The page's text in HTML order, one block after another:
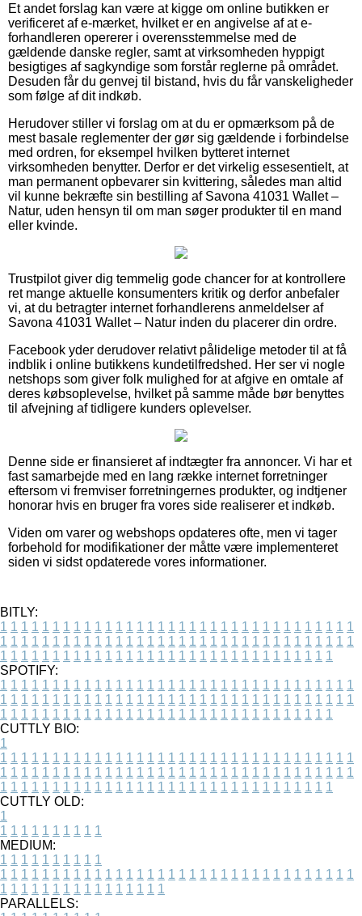
Et andet forslag kan være at kigge om online butikken er
verificeret af e-mærket, hvilket er en angivelse af at e-
forhandleren opererer i overensstemmelse med de
gældende danske regler, samt at virksomheden hyppigt
besigtiges af sagkyndige som forstår reglerne på området.
Desuden får du genvej til bistand, hvis du får vanskeligheder
som følge af dit indkøb.
Herudover stiller vi forslag om at du er opmærksom på de
mest basale reglementer der gør sig gældende i forbindelse
med ordren, for eksempel hvilken bytteret internet
virksomheden benytter. Derfor er det virkelig essesentielt, at
man permanent opbevarer sin kvittering, således man altid
vil kunne bekræfte sin bestilling af Savona 41031 Wallet –
Natur, uden hensyn til om man søger produkter til en mand
eller kvinde.
Trustpilot giver dig temmelig gode chancer for at kontrollere
ret mange aktuelle konsumenters kritik og derfor anbefaler
vi, at du betragter internet forhandlerens anmeldelser af
Savona 41031 Wallet – Natur inden du placerer din ordre.
Facebook yder derudover relativt pålidelige metoder til at få
indblik i online butikkens kundetilfredshed. Her ser vi nogle
netshops som giver folk mulighed for at afgive en omtale af
deres købsoplevelse, hvilket på samme måde bør benyttes
til afvejning af tidligere kunders oplevelser.
Denne side er finansieret af indtægter fra annoncer. Vi har et
fast samarbejde med en lang række internet forretninger
eftersom vi fremviser forretningernes produkter, og indtjener
honorar hvis en bruger fra vores side realiserer et indkøb.
Viden om varer og webshops opdateres ofte, men vi tager
forbehold for modifikationer der måtte være implementeret
siden vi sidst opdaterede vores informationer.
BITLY:
1 1 1 1 1 1 1 1 1 1 1 1 1 1 1 1 1 1 1 1 1 1 1 1 1 1 1 1 1 1 1 1 1 1
1 1 1 1 1 1 1 1 1 1 1 1 1 1 1 1 1 1 1 1 1 1 1 1 1 1 1 1 1 1 1 1 1 1
1 1 1 1 1 1 1 1 1 1 1 1 1 1 1 1 1 1 1 1 1 1 1 1 1 1 1 1 1 1 1 1
SPOTIFY:
1 1 1 1 1 1 1 1 1 1 1 1 1 1 1 1 1 1 1 1 1 1 1 1 1 1 1 1 1 1 1 1 1 1
1 1 1 1 1 1 1 1 1 1 1 1 1 1 1 1 1 1 1 1 1 1 1 1 1 1 1 1 1 1 1 1 1 1
1 1 1 1 1 1 1 1 1 1 1 1 1 1 1 1 1 1 1 1 1 1 1 1 1 1 1 1 1 1 1 1
CUTTLY BIO:
1
1 1 1 1 1 1 1 1 1 1 1 1 1 1 1 1 1 1 1 1 1 1 1 1 1 1 1 1 1 1 1 1 1 1
1 1 1 1 1 1 1 1 1 1 1 1 1 1 1 1 1 1 1 1 1 1 1 1 1 1 1 1 1 1 1 1 1 1
1 1 1 1 1 1 1 1 1 1 1 1 1 1 1 1 1 1 1 1 1 1 1 1 1 1 1 1 1 1 1 1
CUTTLY OLD:
1
1 1 1 1 1 1 1 1 1 1
MEDIUM:
1 1 1 1 1 1 1 1 1 1
1 1 1 1 1 1 1 1 1 1 1 1 1 1 1 1 1 1 1 1 1 1 1 1 1 1 1 1 1 1 1 1 1 1
1 1 1 1 1 1 1 1 1 1 1 1 1 1 1 1
PARALLELS: